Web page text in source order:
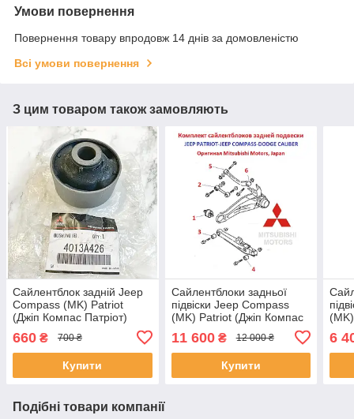
Умови повернення
Повернення товару впродовж 14 днів за домовленістю
Всі умови повернення
З цим товаром також замовляють
Сайлентблок задній Jeep
Compass (MK) Patriot
(Джіп Компас Патріот)
660 ₴ 700 ₴
Купити
Сайлентблоки задньої
підвіски Jeep Compass
(MK) Patriot (Джіп Компас
11 600₴ 12 000 ₴
Купити
6
Подібні товари компанії